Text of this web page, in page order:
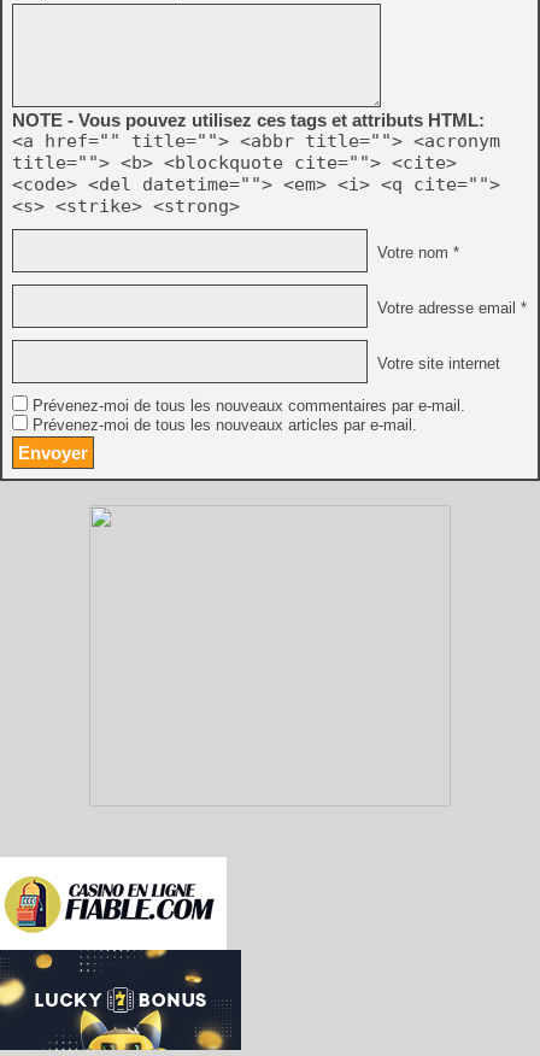
NOTE - Vous pouvez utilisez ces tags et attributs HTML:
<a href="" title=""> <abbr title=""> <acronym
title=""> <b> <blockquote cite=""> <cite>
<code> <del datetime=""> <em> <i> <q cite="">
<s> <strike> <strong>
Votre nom *
Votre adresse email *
Votre site internet
Prévenez-moi de tous les nouveaux commentaires par e-mail.
Prévenez-moi de tous les nouveaux articles par e-mail.